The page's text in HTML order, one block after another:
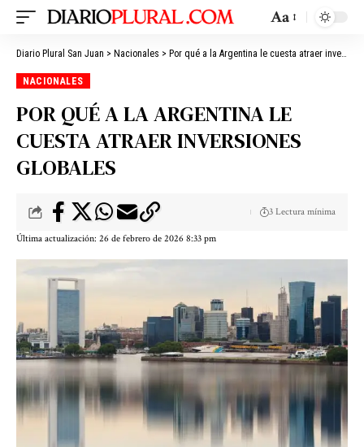
Aa
Diario Plural San Juan > Nacionales > Por qué a la Argentina le cuesta atraer inversiones globales
NACIONALES
POR QUÉ A LA ARGENTINA LE
CUESTA ATRAER INVERSIONES
GLOBALES
Última actualización: 26 de febrero de 2026 8:33 pm
3 Lectura mínima